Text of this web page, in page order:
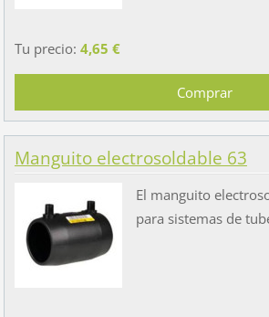
Tu precio: 4,65 €
Manguito electrosoldable 63
El manguito
para sistemas de